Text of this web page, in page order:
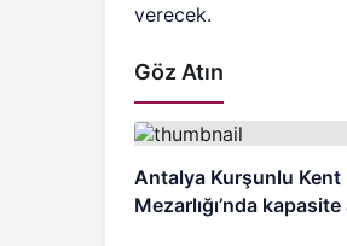
verecek.
Göz Atın
Antalya Kurşunlu Kent
Mezarlığı’nda kapasite